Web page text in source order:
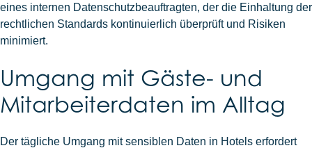
eines internen Datenschutzbeauftragten, der die Einhaltung der
rechtlichen Standards kontinuierlich überprüft und Risiken
minimiert.
Umgang mit Gäste- und
Mitarbeiterdaten im Alltag
Der tägliche Umgang mit sensiblen Daten in Hotels erfordert